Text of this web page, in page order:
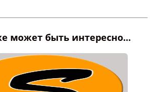
может быть интересно...